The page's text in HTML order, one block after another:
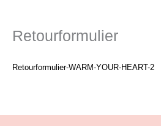
Retourformulier
Retourformulier-WARM-YOUR-HEART-2